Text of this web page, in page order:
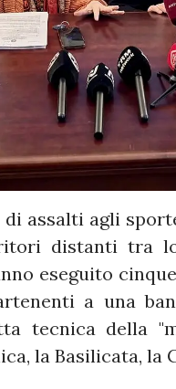
di assalti agli
distanti tra
eseguito
a una
tecnica della
la Basilicata, la